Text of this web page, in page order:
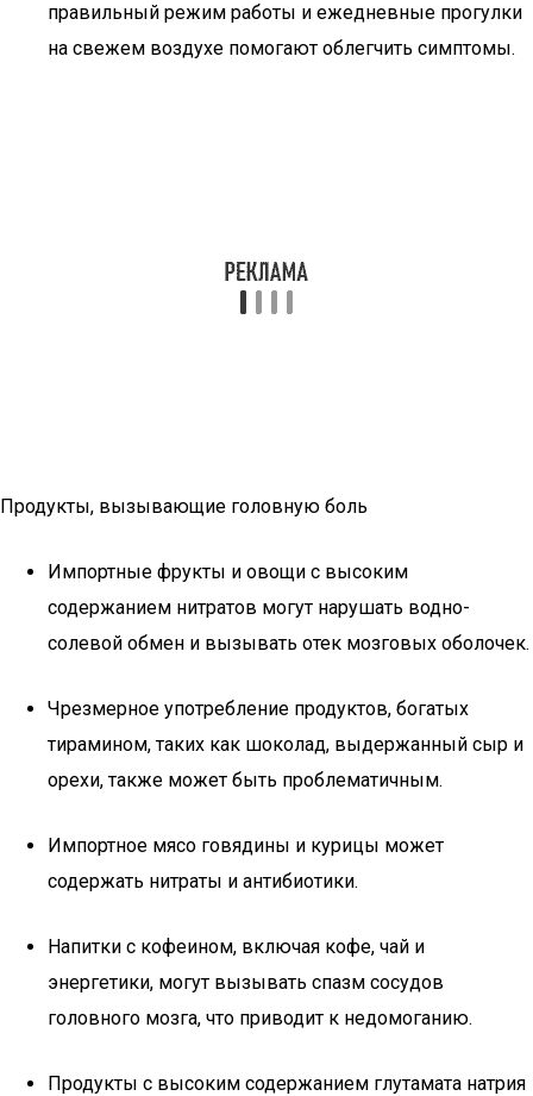
правильный режим работы и ежедневные прогулки
на свежем воздухе помогают облегчить симптомы.
Продукты, вызывающие головную боль
Импортные фрукты и овощи с высоким
содержанием нитратов могут нарушать водно-
солевой обмен и вызывать отек мозговых оболочек.
Чрезмерное употребление продуктов, богатых
тирамином, таких как шоколад, выдержанный сыр и
орехи, также может быть проблематичным.
Импортное мясо говядины и курицы может
содержать нитраты и антибиотики.
Напитки с кофеином, включая кофе, чай и
энергетики, могут вызывать спазм сосудов
головного мозга, что приводит к недомоганию.
Продукты с высоким содержанием глутамата натрия